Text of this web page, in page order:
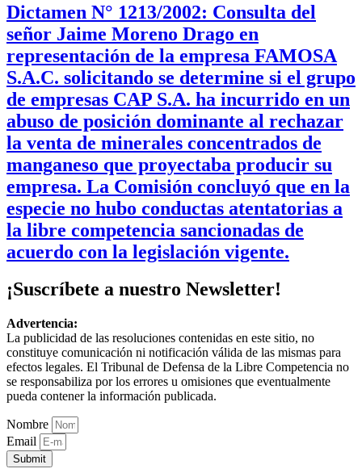
Dictamen N° 1213/2002: Consulta del
señor Jaime Moreno Drago en
representación de la empresa FAMOSA
S.A.C. solicitando se determine si el grupo
de empresas CAP S.A. ha incurrido en un
abuso de posición dominante al rechazar
la venta de minerales concentrados de
manganeso que proyectaba producir su
empresa. La Comisión concluyó que en la
especie no hubo conductas atentatorias a
la libre competencia sancionadas de
acuerdo con la legislación vigente.
¡Suscríbete a nuestro Newsletter!
Advertencia:
La publicidad de las resoluciones contenidas en este sitio, no
constituye comunicación ni notificación válida de las mismas para
efectos legales. El Tribunal de Defensa de la Libre Competencia no
se responsabiliza por los errores u omisiones que eventualmente
pueda contener la información publicada.
Nombre
Email
Submit